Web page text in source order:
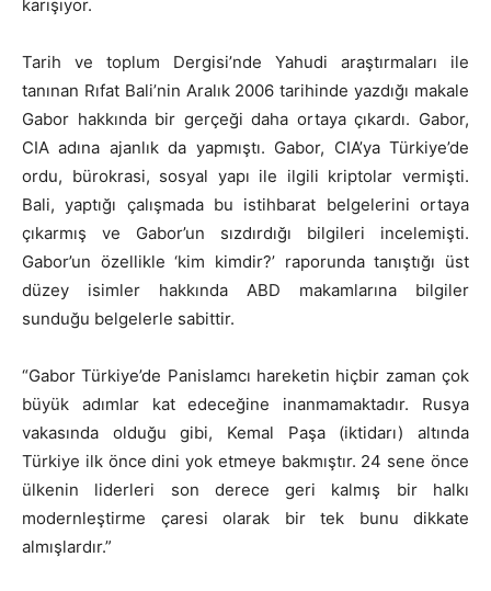
karışıyor.
Tarih ve toplum Dergisi’nde Yahudi araştırmaları ile
tanınan Rıfat Bali’nin Aralık 2006 tarihinde yazdığı makale
Gabor hakkında bir gerçeği daha ortaya çıkardı. Gabor,
CIA adına ajanlık da yapmıştı. Gabor, CIA’ya Türkiye’de
ordu, bürokrasi, sosyal yapı ile ilgili kriptolar vermişti.
Bali, yaptığı çalışmada bu istihbarat belgelerini ortaya
çıkarmış ve Gabor’un sızdırdığı bilgileri incelemişti.
Gabor’un özellikle ‘kim kimdir?’ raporunda tanıştığı üst
düzey isimler hakkında ABD makamlarına bilgiler
sunduğu belgelerle sabittir.
“Gabor Türkiye’de Panislamcı hareketin hiçbir zaman çok
büyük adımlar kat edeceğine inanmamaktadır. Rusya
vakasında olduğu gibi, Kemal Paşa (iktidarı) altında
Türkiye ilk önce dini yok etmeye bakmıştır. 24 sene önce
ülkenin liderleri son derece geri kalmış bir halkı
modernleştirme çaresi olarak bir tek bunu dikkate
almışlardır.”